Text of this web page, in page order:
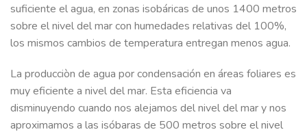
suficiente el agua, en zonas isobáricas de unos 1400 metros
sobre el nivel del mar con humedades relativas del 100%,
los mismos cambios de temperatura entregan menos agua.
La producciòn de agua por condensación en áreas foliares es
muy eficiente a nivel del mar. Esta eficiencia va
disminuyendo cuando nos alejamos del nivel del mar y nos
aproximamos a las isóbaras de 500 metros sobre el nivel